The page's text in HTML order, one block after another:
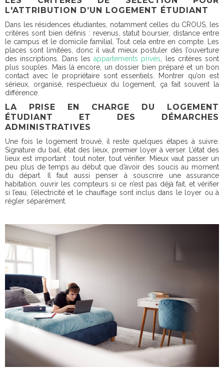
L'ATTRIBUTION D’UN LOGEMENT ÉTUDIANT
Dans les résidences étudiantes, notamment celles du CROUS, les
critères sont bien définis : revenus, statut boursier, distance entre
le campus et le domicile familial. Tout cela entre en compte. Les
places sont limitées, donc il vaut mieux postuler dès l’ouverture
des inscriptions. Dans les appartements privés , les critères sont
plus souples. Mais là encore, un dossier bien préparé et un bon
contact avec le propriétaire sont essentiels. Montrer qu’on est
sérieux, organisé, respectueux du logement, ça fait souvent la
différence.
LA PRISE EN CHARGE DU LOGEMENT
ÉTUDIANT ET DES DÉMARCHES
ADMINISTRATIVES
Une fois le logement trouvé, il reste quelques étapes à suivre.
Signature du bail, état des lieux, premier loyer à verser. L’état des
lieux est important : tout noter, tout vérifier. Mieux vaut passer un
peu plus de temps au début que d’avoir des soucis au moment
du départ. Il faut aussi penser à souscrire une assurance
habitation, ouvrir les compteurs si ce n’est pas déjà fait, et vérifier
si l’eau, l’électricité et le chauffage sont inclus dans le loyer ou à
régler séparément.